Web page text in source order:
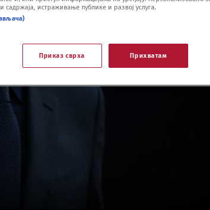
истраживање публике и развој услуга.
Приказ сврха Прихватам